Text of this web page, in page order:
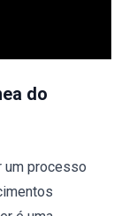
do
um processo